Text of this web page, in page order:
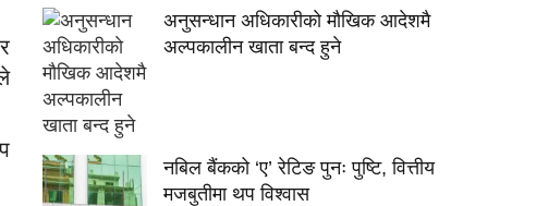
अनुसन्धान अधिकारीकाे माैखिक आदेशमै
अल्पकालीन खाता बन्द हुने
नबिल बैंकको ‘ए’ रेटिङ पुनः पुष्टि, वित्तीय
मजबुतीमा थप विश्वास